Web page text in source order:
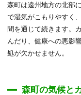
森町は遠州地方の北部
で湿気がこもりやすく
間を通じて続きます。
んだり、健康への悪影
処が欠かせません。
森町の気候と